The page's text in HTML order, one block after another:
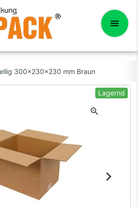
300x230x230 mm Braun
Lagernd